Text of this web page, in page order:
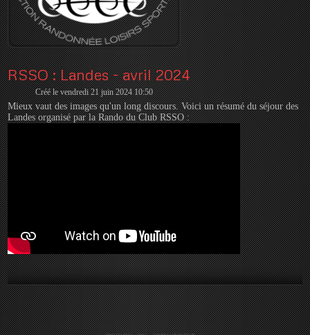
RSSO : Landes - avril 2024
Créé le vendredi 21 juin 2024 10:50
Mieux vaut des images qu'un long discours. Voici un résumé du séjour des
Landes organisé par la Rando du Club RSSO :